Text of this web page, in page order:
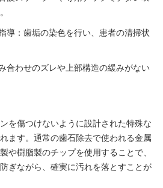
導：歯垢の染色を行い、患者の清掃状
合わせのズレや上部構造の緩みがない
を傷つけないように設計された特殊な
ます。通常の歯石除去で使われる金属
や樹脂製のチップを使用することで、
ぎながら、確実に汚れを落とすことが